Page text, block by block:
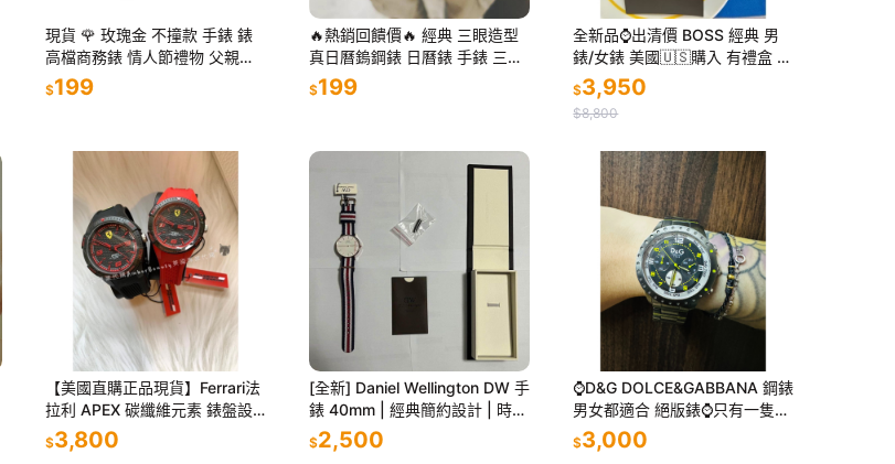
現貨 🌹 玫瑰金 不撞款 手錶 錶
高檔商務錶 情人節禮物 父親節
禮物
$199
🔥熱銷回饋價🔥 經典 三眼造型
真日曆鎢鋼錶 日曆錶 手錶 三眼
錶 造型錶 生日禮物 情人節禮物
送禮 長輩 上班
$199
全新品⌚️出清價 BOSS 經典 男
錶/女錶 美國🇺🇸購入 有禮盒 送
禮 情人節 生日禮物🎁首選 ❤️深
咖色
$3,950
$8,800
【美國直購正品現貨】Ferrari法
拉利 APEX 碳纖維元素 錶盤設
計時尚 對錶禮盒 手錶 送禮 聖誕
節 父親節 情人
$3,800
[全新] Daniel Wellington DW 手
錶 40mm | 經典簡約設計 | 時尚
百搭款 | 限量現貨
$2,500
⌚️D&G DOLCE&GABBANA 鋼錶
男女都適合 絕版錶⌚️只有一隻
功能正常 實品超美
$3,000